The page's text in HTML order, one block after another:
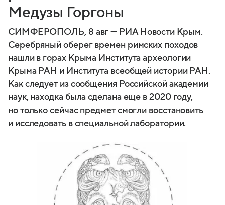
Медузы Горгоны
СИМФЕРОПОЛЬ, 8 авг — РИА Новости Крым.
Серебряный оберег времен римских походов
нашли в горах Крыма Института археологии
Крыма РАН и Института всеобщей истории РАН.
Как следует из сообщения Российской академии
наук, находка была сделана еще в 2020 году,
но только сейчас предмет смогли восстановить
и исследовать в специальной лаборатории.